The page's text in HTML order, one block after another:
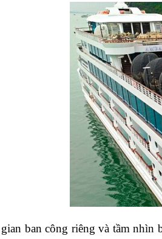
ban công riêng và tầm nhìn